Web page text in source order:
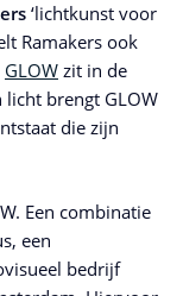
‘lichtkunst voor
Ramakers ook
GLOW zit in de
brengt GLOW
die zijn
Een combinatie
een
bedrijf